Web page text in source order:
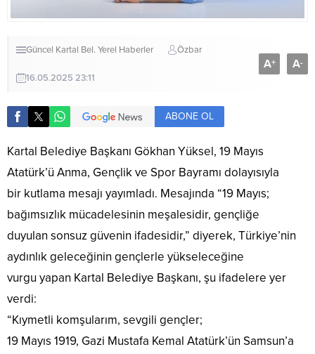
Güncel Kartal Bel. Yerel Haberler Özbar
16.05.2025 23:11
A+ A-
ABONE OL
Kartal Belediye Başkanı Gökhan Yüksel, 19 Mayıs
Atatürk’ü Anma, Gençlik ve Spor Bayramı dolayısıyla
bir kutlama mesajı yayımladı. Mesajında “19 Mayıs;
bağımsızlık mücadelesinin meşalesidir, gençliğe
duyulan sonsuz güvenin ifadesidir,” diyerek, Türkiye’nin
aydınlık geleceğinin gençlerle yükseleceğine
vurgu yapan Kartal Belediye Başkanı, şu ifadelere yer
verdi:
“Kıymetli komşularım, sevgili gençler;
19 Mayıs 1919, Gazi Mustafa Kemal Atatürk’ün Samsun’a